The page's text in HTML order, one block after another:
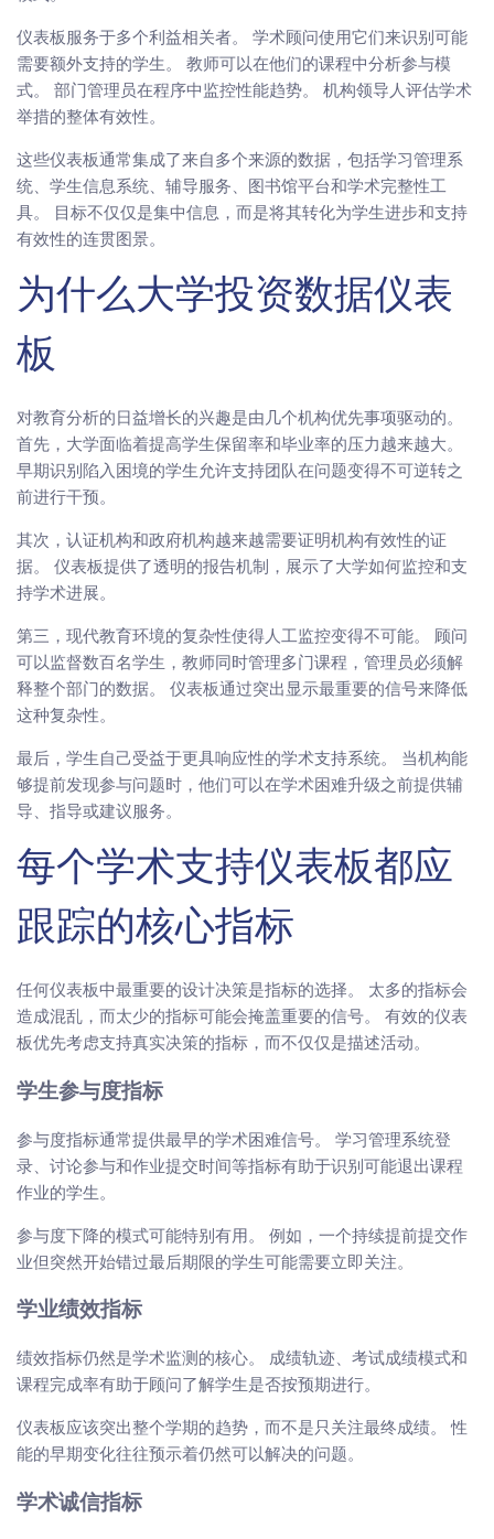
仪表板服务于多个利益相关者。 学术顾问使用它们来识别可能
需要额外支持的学生。 教师可以在他们的课程中分析参与模
式。 部门管理员在程序中监控性能趋势。 机构领导人评估学术
举措的整体有效性。
这些仪表板通常集成了来自多个来源的数据，包括学习管理系
统、学生信息系统、辅导服务、图书馆平台和学术完整性工
具。 目标不仅仅是集中信息，而是将其转化为学生进步和支持
有效性的连贯图景。
为什么大学投资数据仪表
板
对教育分析的日益增长的兴趣是由几个机构优先事项驱动的。
首先，大学面临着提高学生保留率和毕业率的压力越来越大。
早期识别陷入困境的学生允许支持团队在问题变得不可逆转之
前进行干预。
其次，认证机构和政府机构越来越需要证明机构有效性的证
据。 仪表板提供了透明的报告机制，展示了大学如何监控和支
持学术进展。
第三，现代教育环境的复杂性使得人工监控变得不可能。 顾问
可以监督数百名学生，教师同时管理多门课程，管理员必须解
释整个部门的数据。 仪表板通过突出显示最重要的信号来降低
这种复杂性。
最后，学生自己受益于更具响应性的学术支持系统。 当机构能
够提前发现参与问题时，他们可以在学术困难升级之前提供辅
导、指导或建议服务。
每个学术支持仪表板都应
跟踪的核心指标
任何仪表板中最重要的设计决策是指标的选择。 太多的指标会
造成混乱，而太少的指标可能会掩盖重要的信号。 有效的仪表
板优先考虑支持真实决策的指标，而不仅仅是描述活动。
学生参与度指标
参与度指标通常提供最早的学术困难信号。 学习管理系统登
录、讨论参与和作业提交时间等指标有助于识别可能退出课程
作业的学生。
参与度下降的模式可能特别有用。 例如，一个持续提前提交作
业但突然开始错过最后期限的学生可能需要立即关注。
学业绩效指标
绩效指标仍然是学术监测的核心。 成绩轨迹、考试成绩模式和
课程完成率有助于顾问了解学生是否按预期进行。
仪表板应该突出整个学期的趋势，而不是只关注最终成绩。 性
能的早期变化往往预示着仍然可以解决的问题。
学术诚信指标